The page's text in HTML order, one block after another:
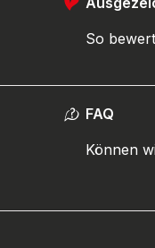
So
FAQ
Können